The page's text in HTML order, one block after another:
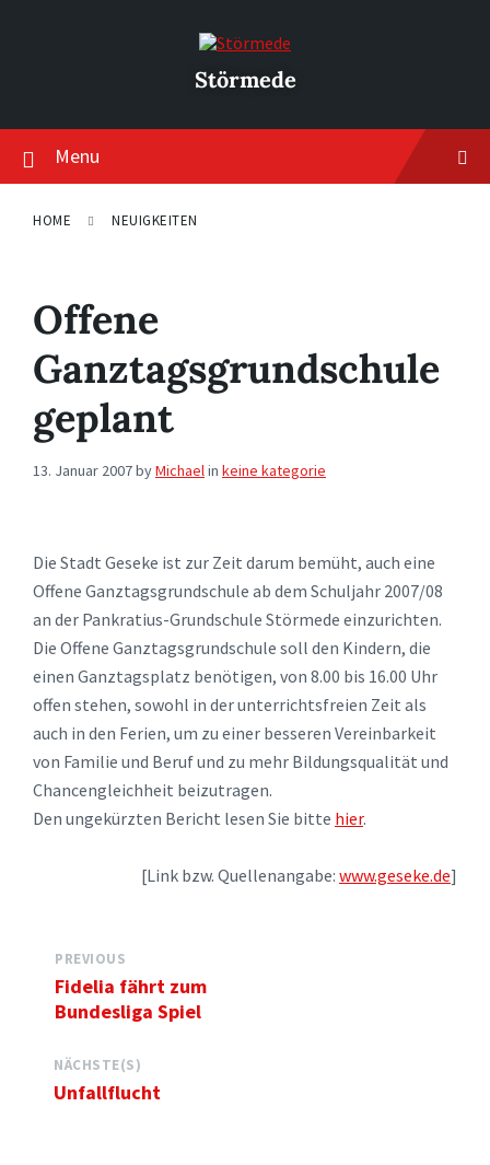
Störmede
Menu
HOME NEUIGKEITEN
Offene
Ganztagsgrundschule
geplant
13. Januar 2007byMichaelin keine kategorie
Die Stadt Geseke ist zur Zeit darum bemüht, auch eine
Offene Ganztagsgrundschule ab dem Schuljahr 2007/08
an der Pankratius-Grundschule Störmede einzurichten.
Die Offene Ganztagsgrundschule soll den Kindern, die
einen Ganztagsplatz benötigen, von 8.00 bis 16.00 Uhr
offen stehen, sowohl in der unterrichtsfreien Zeit als
auch in den Ferien, um zu einer besseren Vereinbarkeit
von Familie und Beruf und zu mehr Bildungsqualität und
Chancengleichheit beizutragen.
Den ungekürzten Bericht lesen Sie bitte hier.
[Link bzw. Quellenangabe: www.geseke.de]
PREVIOUS
Fidelia fährt zum
Bundesliga Spiel
NÄCHSTE(S)
Unfallflucht